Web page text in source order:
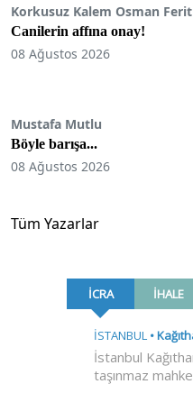
Korkusuz Kalem Osman Ferit
Canilerin affına onay!
08 Ağustos 2026
Mustafa Mutlu
Böyle barışa...
08 Ağustos 2026
Tüm Yazarlar